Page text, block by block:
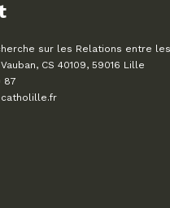
sur les Relations entre
CS 40109, 59016 Lille
87
catholille.fr